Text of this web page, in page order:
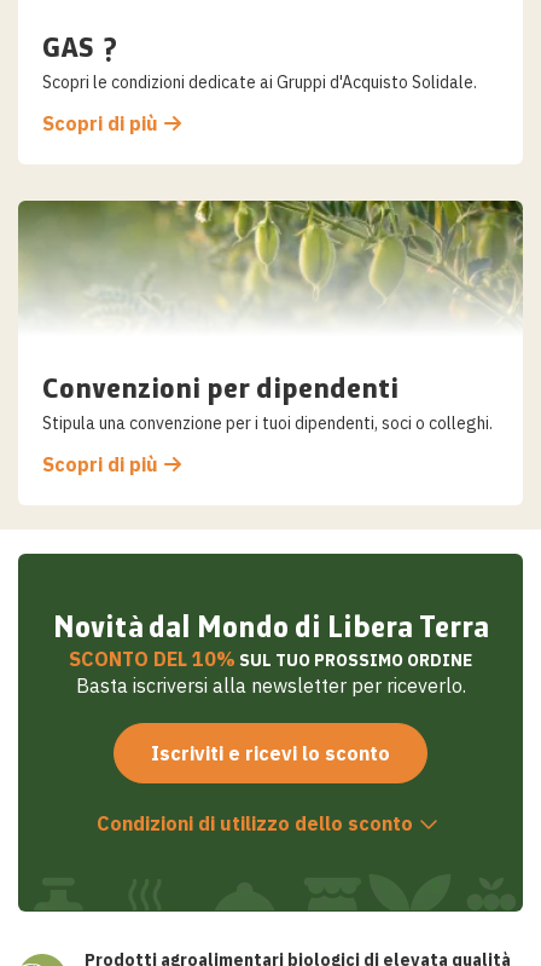
GAS ?
Scopri le condizioni dedicate ai Gruppi d'Acquisto Solidale.
Scopri di più
Convenzioni per dipendenti
Stipula una convenzione per i tuoi dipendenti, soci o colleghi.
Scopri di più
Novità dal Mondo di Libera Terra
SCONTO DEL 10% SUL TUO PROSSIMO ORDINE
Basta iscriversi alla newsletter per riceverlo.
Iscriviti e ricevi lo sconto
Condizioni di utilizzo dello sconto
Prodotti agroalimentari biologici di elevata qualità